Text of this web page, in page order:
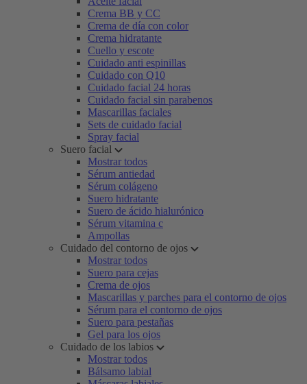
Crema BB y CC
Crema de día con color
Crema hidratante
Cuello y escote
Cuidado anti espinillas
Cuidado con Q10
Cuidado facial 24 horas
Cuidado facial sin parabenos
Mascarillas faciales
Sets de cuidado facial
Spray facial
Suero facial
Mostrar todos
Sérum antiedad
Sérum colágeno
Suero hidratante
Suero de ácido hialurónico
Sérum vitamina c
Ampollas
Cuidado del contorno de ojos
Mostrar todos
Suero para cejas
Crema de ojos
Mascarillas y parches para el contorno de ojos
Sérum para el contorno de ojos
Suero para pestañas
Gel para los ojos
Cuidado de los labios
Mostrar todos
Bálsamo labial